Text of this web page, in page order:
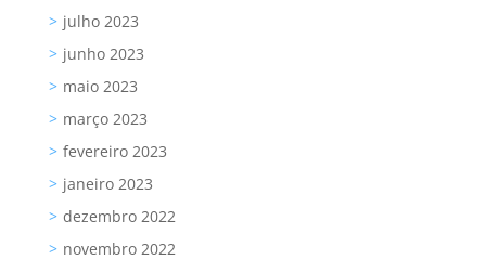
julho 2023
junho 2023
maio 2023
março 2023
fevereiro 2023
janeiro 2023
dezembro 2022
novembro 2022